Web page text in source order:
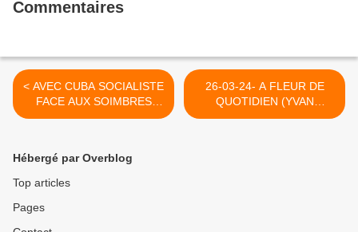
Commentaires
< AVEC CUBA SOCIALISTE
FACE AUX SOIMBRES
MANOEUVRES DE
26-03-24- A FLEUR DE
QUOTIDIEN (YVAN
BALCHOY) >
Hébergé par Overblog
Top articles
Pages